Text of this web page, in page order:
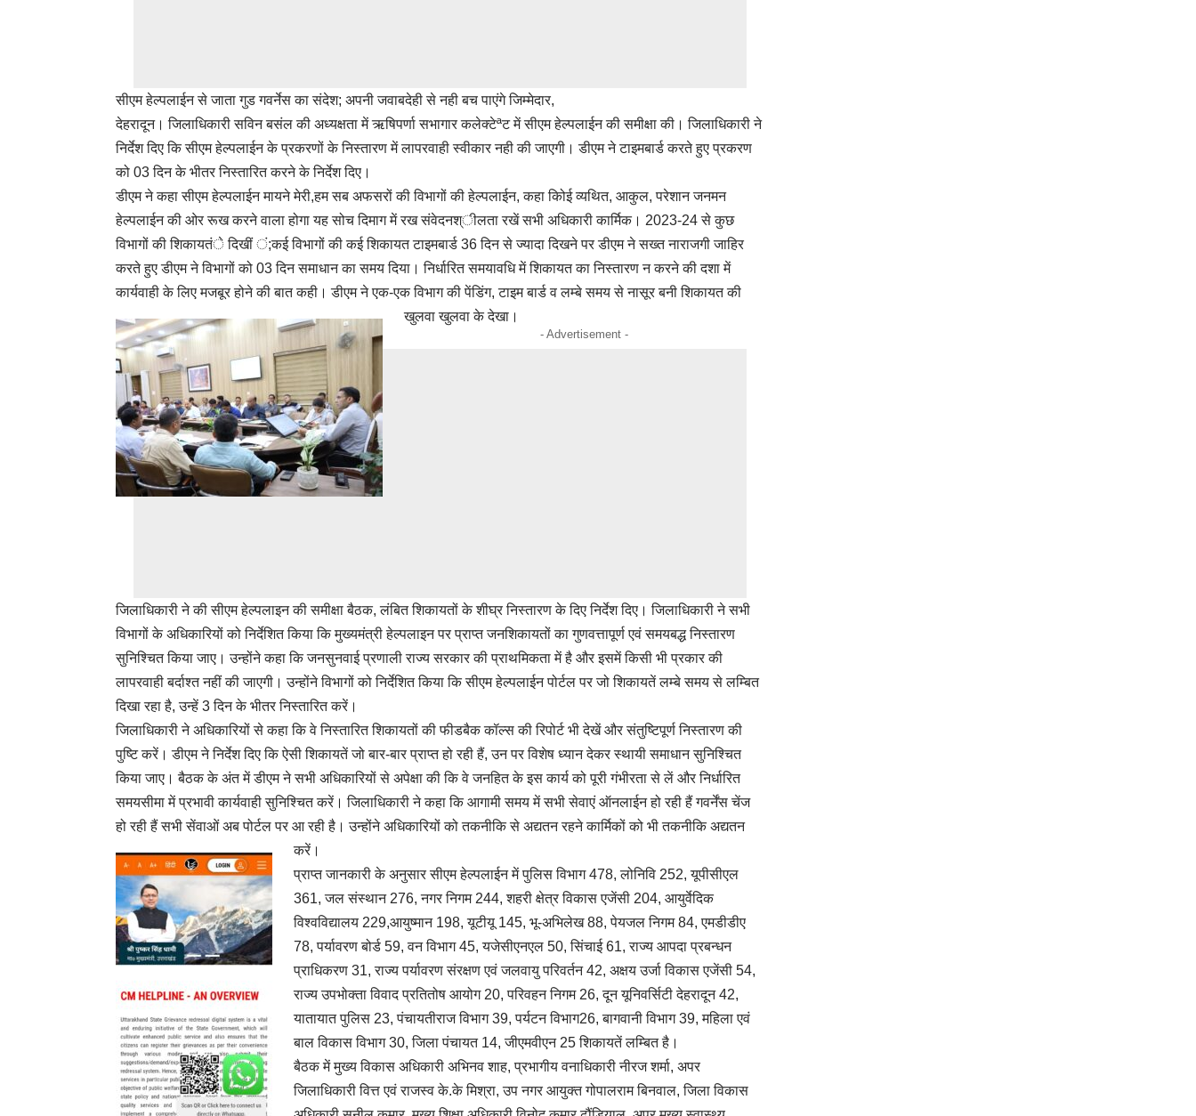
सीएम हेल्पलाईन से जाता गुड गवर्नेस का संदेश; अपनी जवाबदेही से नही बच पाएंगे जिम्मेदार,
देहरादून। जिलाधिकारी सविन बसंल की अध्यक्षता में ऋषिपर्णा सभागार कलेक्टेªट में सीएम हेल्पलाईन की समीक्षा की। जिलाधिकारी ने
निर्देश दिए कि सीएम हेल्पलाईन के प्रकरणों के निस्तारण में लापरवाही स्वीकार नही की जाएगी। डीएम ने टाइमबार्ड करते हुए प्रकरण
को 03 दिन के भीतर निस्तारित करने के निर्देश दिए।
डीएम ने कहा सीएम हेल्पलाईन मायने मेरी,हम सब अफसरों की विभागों की हेल्पलाईन, कहा किोई व्यथित, आकुल, परेशान जनमन
हेल्पलाईन की ओर रूख करने वाला होगा यह सोच दिमाग में रख संवेदनश्ीलता रखें सभी अधिकारी कार्मिक। 2023-24 से कुछ
विभागों की शिकायतंे दिखीं ं;कई विभागों की कई शिकायत टाइमबार्ड 36 दिन से ज्यादा दिखने पर डीएम ने सख्त नाराजगी जाहिर
करते हुए डीएम ने विभागों को 03 दिन समाधान का समय दिया। निर्धारित समयावधि में शिकायत का निस्तारण न करने की दशा में
कार्यवाही के लिए मजबूर होने की बात कही। डीएम ने एक-एक विभाग की पेंडिंग, टाइम बार्ड व लम्बे समय से नासूर बनी शिकायत की
खुलवा खुलवा के देखा।
- Advertisement -
जिलाधिकारी ने की सीएम हेल्पलाइन की समीक्षा बैठक, लंबित शिकायतों के शीघ्र निस्तारण के दिए निर्देश दिए। जिलाधिकारी ने सभी
विभागों के अधिकारियों को निर्देशित किया कि मुख्यमंत्री हेल्पलाइन पर प्राप्त जनशिकायतों का गुणवत्तापूर्ण एवं समयबद्ध निस्तारण
सुनिश्चित किया जाए। उन्होंने कहा कि जनसुनवाई प्रणाली राज्य सरकार की प्राथमिकता में है और इसमें किसी भी प्रकार की
लापरवाही बर्दाश्त नहीं की जाएगी। उन्होंने विभागों को निर्देशित किया कि सीएम हेल्पलाईन पोर्टल पर जो शिकायतें लम्बे समय से लम्बित
दिखा रहा है, उन्हें 3 दिन के भीतर निस्तारित करें।
जिलाधिकारी ने अधिकारियों से कहा कि वे निस्तारित शिकायतों की फीडबैक कॉल्स की रिपोर्ट भी देखें और संतुष्टिपूर्ण निस्तारण की
पुष्टि करें। डीएम ने निर्देश दिए कि ऐसी शिकायतें जो बार-बार प्राप्त हो रही हैं, उन पर विशेष ध्यान देकर स्थायी समाधान सुनिश्चित
किया जाए। बैठक के अंत में डीएम ने सभी अधिकारियों से अपेक्षा की कि वे जनहित के इस कार्य को पूरी गंभीरता से लें और निर्धारित
समयसीमा में प्रभावी कार्यवाही सुनिश्चित करें। जिलाधिकारी ने कहा कि आगामी समय में सभी सेवाएं ऑनलाईन हो रही हैं गवर्नेंस चेंज
हो रही हैं सभी सेंवाओं अब पोर्टल पर आ रही है। उन्होंने अधिकारियों को तकनीकि से अद्यतन रहने कार्मिकों को भी तकनीकि अद्यतन
करें।
प्राप्त जानकारी के अनुसार सीएम हेल्पलाईन में पुलिस विभाग 478, लोनिवि 252, यूपीसीएल
361, जल संस्थान 276, नगर निगम 244, शहरी क्षेत्र विकास एजेंसी 204, आयुर्वेदिक
विश्वविद्यालय 229,आयुष्मान 198, यूटीयू 145, भू-अभिलेख 88, पेयजल निगम 84, एमडीडीए
78, पर्यावरण बोर्ड 59, वन विभाग 45, यजेसीएनएल 50, सिंचाई 61, राज्य आपदा प्रबन्धन
प्राधिकरण 31, राज्य पर्यावरण संरक्षण एवं जलवायु परिवर्तन 42, अक्षय उर्जा विकास एजेंसी 54,
राज्य उपभोक्ता विवाद प्रतितोष आयोग 20, परिवहन निगम 26, दून यूनिवर्सिटी देहरादून 42,
यातायात पुलिस 23, पंचायतीराज विभाग 39, पर्यटन विभाग26, बागवानी विभाग 39, महिला एवं
बाल विकास विभाग 30, जिला पंचायत 14, जीएमवीएन 25 शिकायतें लम्बित है।
बैठक में मुख्य विकास अधिकारी अभिनव शाह, प्रभागीय वनाधिकारी नीरज शर्मा, अपर
जिलाधिकारी वित्त एवं राजस्व के.के मिश्रा, उप नगर आयुक्त गोपालराम बिनवाल, जिला विकास